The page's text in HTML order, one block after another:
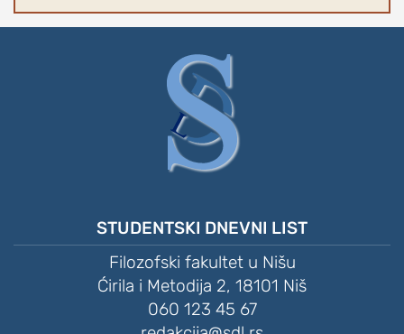
STUDENTSKI DNEVNI LIST
Filozofski fakultet u Nišu
Ćirila i Metodija 2, 18101 Niš
060 123 45 67